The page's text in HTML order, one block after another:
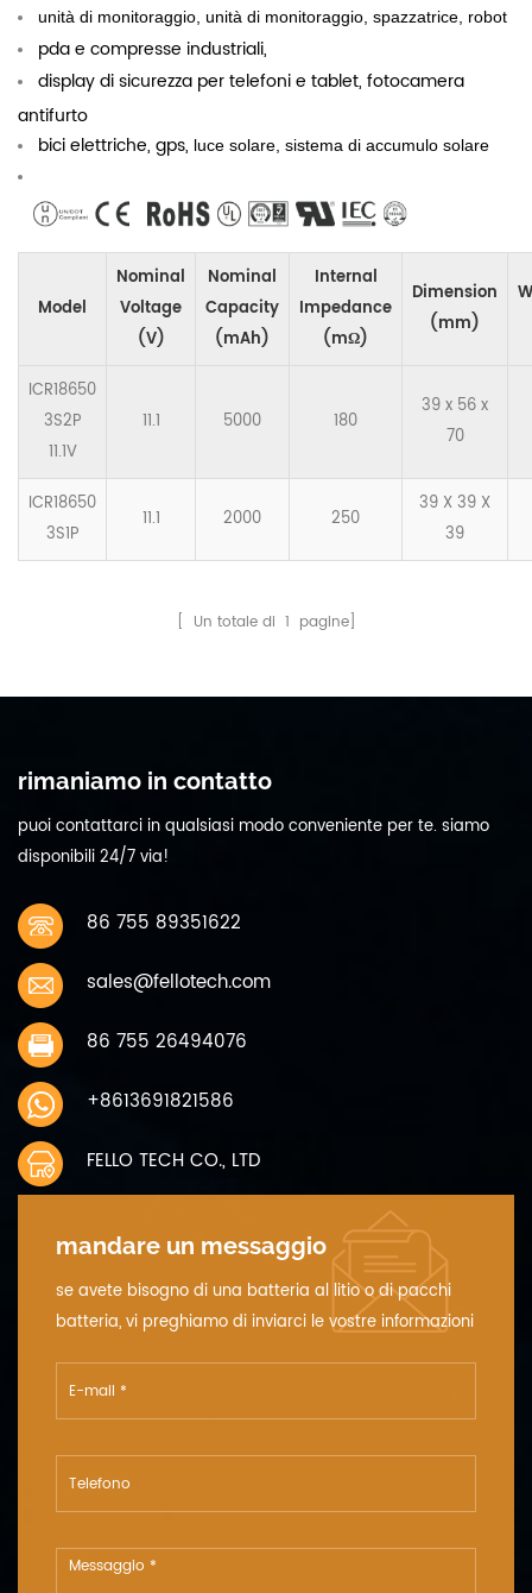
unità di monitoraggio, unità di monitoraggio, spazzatrice, robot
pda e compresse industriali,
display di sicurezza per telefoni e tablet, fotocamera
antifurto
bici elettriche, gps, luce solare, sistema di accumulo solare
Model
Nominal
Voltage
(V)
Nominal
Capacity
(mAh)
Internal
Impedance
(mΩ)
Dimension
(mm)
ICR18650
3S2P
11.1V
11.1 5000 180
39 x 56 x
70
ICR18650
3S1P
11.1 2000 250
39 X 39 X
39
[ Un totale di 1 pagine]
rimaniamo in contatto
puoi contattarci in qualsiasi modo conveniente per te. siamo
disponibili 24/7 via!
86 755 89351622
sales@fellotech.com
86 755 26494076
+8613691821586
FELLO TECH CO., LTD
mandare un messaggio
se avete bisogno di una batteria al litio o di pacchi
batteria, vi preghiamo di inviarci le vostre informazioni